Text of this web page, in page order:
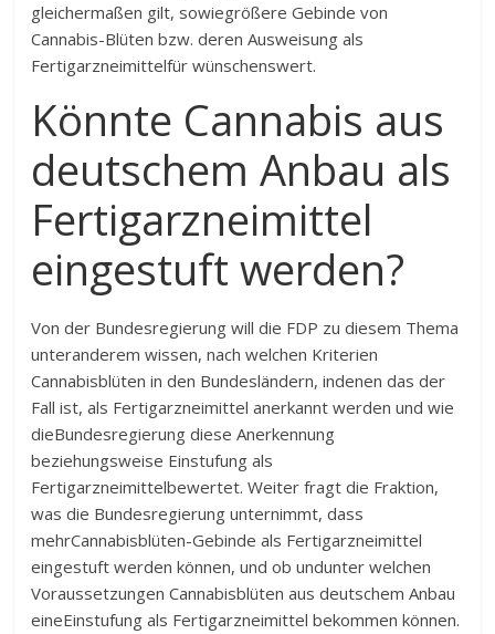
gleichermaßen gilt, sowiegrößere Gebinde von
Cannabis-Blüten bzw. deren Ausweisung als
Fertigarzneimittelfür wünschenswert.
Könnte Cannabis aus
deutschem Anbau als
Fertigarzneimittel
eingestuft werden?
Von der Bundesregierung will die FDP zu diesem Thema
unteranderem wissen, nach welchen Kriterien
Cannabisblüten in den Bundesländern, indenen das der
Fall ist, als Fertigarzneimittel anerkannt werden und wie
dieBundesregierung diese Anerkennung
beziehungsweise Einstufung als
Fertigarzneimittelbewertet. Weiter fragt die Fraktion,
was die Bundesregierung unternimmt, dass
mehrCannabisblüten-Gebinde als Fertigarzneimittel
eingestuft werden können, und ob undunter welchen
Voraussetzungen Cannabisblüten aus deutschem Anbau
eineEinstufung als Fertigarzneimittel bekommen können.